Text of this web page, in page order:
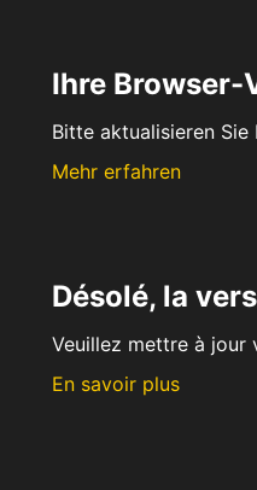
Ihre
Bitte aktualisieren
Mehr erfahren
Désolé, la
Veuillez mettre à
En savoir plus